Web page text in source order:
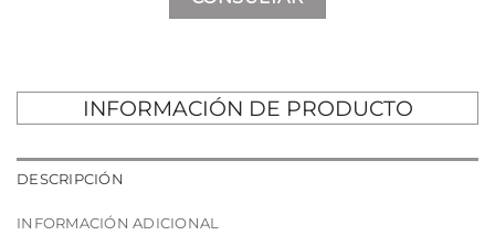
INFORMACIÓN DE PRODUCTO
DESCRIPCIÓN
INFORMACIÓN ADICIONAL